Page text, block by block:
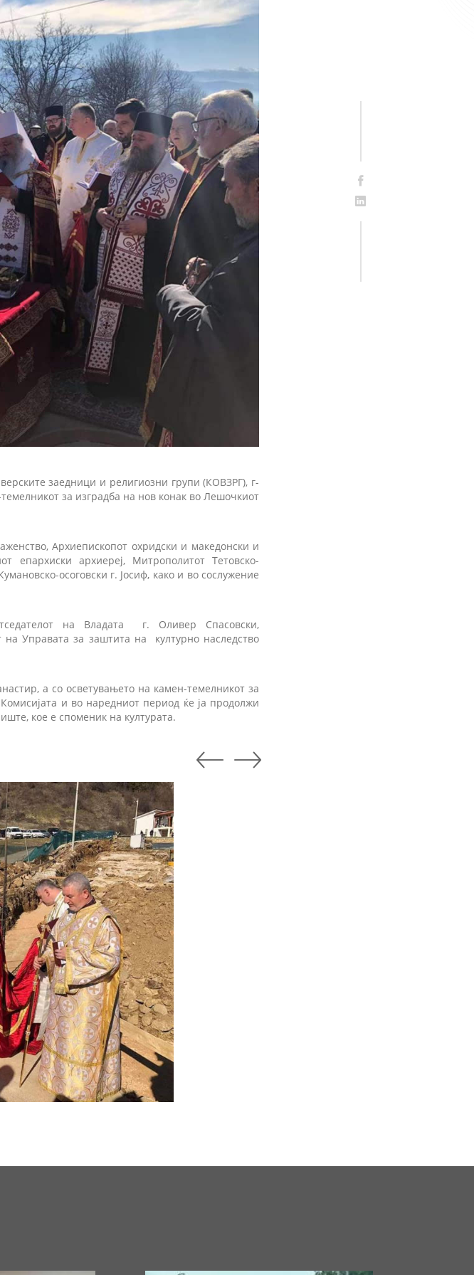
заедници и религиозни групи (КОВЗРГ), г-
за изградба на нов конак во Лешочкиот
Архиепископот охридски и македонски и
епархиски архиереј, Митрополитот Тетовско-
осоговски г. Јосиф, како и во сослужение
на Владата г. Оливер Спасовски,
Управата за заштита на културно наследство
а со осветувањето на камен-темелникот за
и во наредниот период ќе ја продолжи
кое е споменик на културата.